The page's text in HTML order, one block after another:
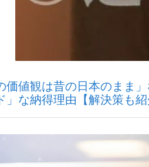
失敗する。でも…」本田圭佑が初めて
価値観は昔の日本のまま
」な納得理由【解決策も紹